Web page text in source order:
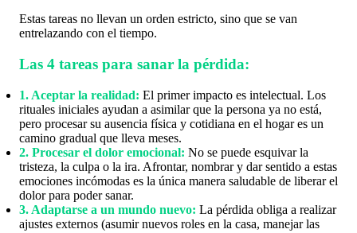
Estas tareas no llevan un orden estricto, sino que se van
entrelazando con el tiempo.
Las 4 tareas para sanar la pérdida:
1. Aceptar la realidad: El primer impacto es intelectual. Los
rituales iniciales ayudan a asimilar que la persona ya no está,
pero procesar su ausencia física y cotidiana en el hogar es un
camino gradual que lleva meses.
2. Procesar el dolor emocional: No se puede esquivar la
tristeza, la culpa o la ira. Afrontar, nombrar y dar sentido a estas
emociones incómodas es la única manera saludable de liberar el
dolor para poder sanar.
3. Adaptarse a un mundo nuevo: La pérdida obliga a realizar
ajustes externos (asumir nuevos roles en la casa, manejar las